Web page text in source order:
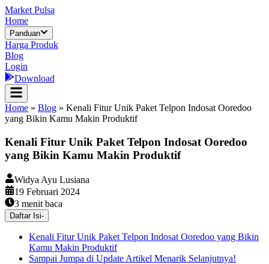
Market Pulsa
Home
Panduan
Harga Produk
Blog
Login
Download
Home » Blog » Kenali Fitur Unik Paket Telpon Indosat Ooredoo
yang Bikin Kamu Makin Produktif
Kenali Fitur Unik Paket Telpon Indosat Ooredoo
yang Bikin Kamu Makin Produktif
Widya Ayu Lusiana
19 Februari 2024
3 menit baca
Daftar Isi-
Kenali Fitur Unik Paket Telpon Indosat Ooredoo yang Bikin
Kamu Makin Produktif
Sampai Jumpa di Update Artikel Menarik Selanjutnya!